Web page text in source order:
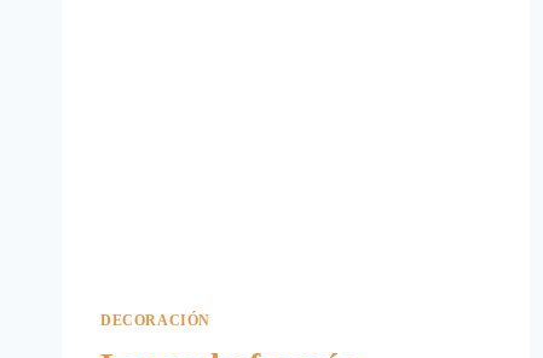
DECORACIÓN